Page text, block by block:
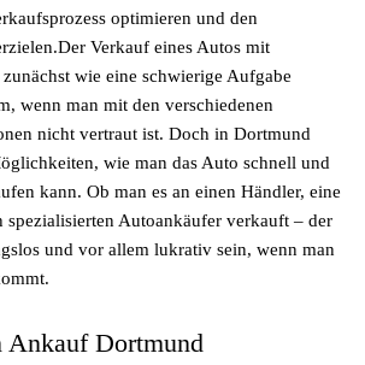
optimieren und den
Verkauf eines Autos mit
wie eine schwierige Aufgabe
wenn man mit den verschiedenen
nicht vertraut ist. Doch in Dortmund
wie man das Auto schnell und
kann. Ob man es an einen Händler, eine
spezialisierten Autoankäufer verkauft – der
und vor allem lukrativ sein, wenn man
Ankauf Dortmund